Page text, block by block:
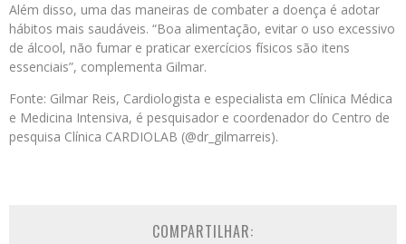
Além disso, uma das maneiras de combater a doença é adotar
hábitos mais saudáveis. “Boa alimentação, evitar o uso excessivo
de álcool, não fumar e praticar exercícios físicos são itens
essenciais”, complementa Gilmar.
Fonte: Gilmar Reis, Cardiologista e especialista em Clínica Médica
e Medicina Intensiva, é pesquisador e coordenador do Centro de
pesquisa Clínica CARDIOLAB (@dr_gilmarreis).
COMPARTILHAR: